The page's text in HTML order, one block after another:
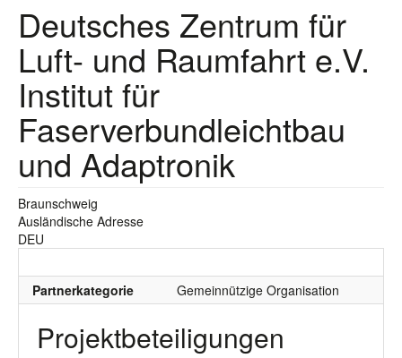
Deutsches Zentrum für
Luft- und Raumfahrt e.V.
Institut für
Faserverbundleichtbau
und Adaptronik
Braunschweig
Ausländische Adresse
DEU
Partnerkategorie Gemeinnützige Organisation
Projektbeteiligungen